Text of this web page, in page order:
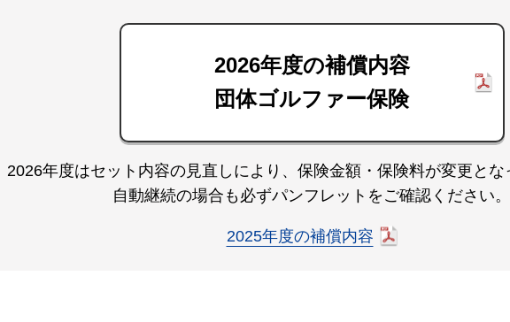
2026年度の補償内容
団体ゴルファー保険
2026年度はセット内容の見直しにより、 保険金額・保険料が変更と
自動継続の場合も必ずパンフレットをご確認ください。
2025年度の補償内容